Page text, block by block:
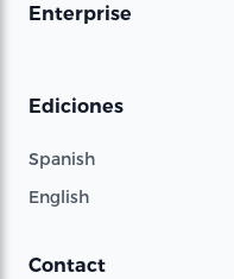
Enterprise
Ediciones
Spanish
English
Contact